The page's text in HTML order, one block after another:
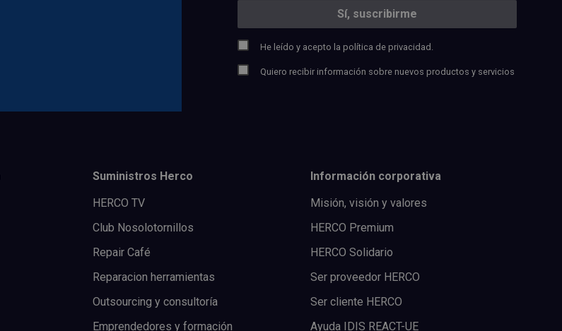
He leído y acepto la política de privacidad.
Quiero recibir información sobre nuevos productos y servicios
Suministros Herco
HERCO TV
Club Nosolotornillos
Repair Café
Reparacion herramientas
Outsourcing y consultoría
Emprendedores y formación
Información corporativa
Misión, visión y valores
HERCO Premium
HERCO Solidario
Ser proveedor HERCO
Ser cliente HERCO
Ayuda IDIS REACT-UE